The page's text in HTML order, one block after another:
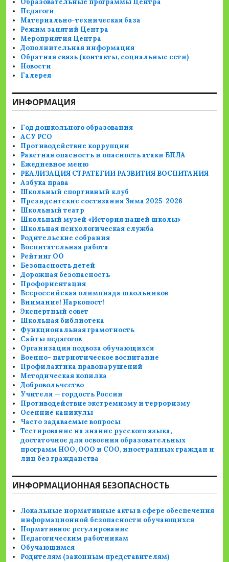
Образовательные программы Центра
Педагоги
Материально-техническая база
Режим занятий Центра
Мероприятия Центра
Дополнительная информация
Обратная связь (контакты, социальные сети)
Новости
Галерея
ИНФОРМАЦИЯ
Год дошкольного образования
АСУ РСО
Противодействие коррупции
Ракетная опасность и опасность атаки БПЛА
Ежедневное меню
РЕАЛИЗАЦИЯ СТРАТЕГИИ РАЗВИТИЯ ВОСПИТАНИЯ
Азбука права
Школьный спортивный клуб
Президентские состязания Зима 2025-2026
Школьный театр
Школьный музей «История нашей школы»
Школьная психологическая служба
Родительские собрания
Воспитательная работа
Рейтинг ОО
Безопасность детей
Дорожная безопасность
Профориентация
Всероссийская олимпиада школьников
Внимание! Наркопост!
Экспертный совет
Школьная библиотека
Функциональная грамотность
Сайты педагогов
Организация подвоза обучающихся
Военно- патриотическое воспитание
Профилактика правонарушений
Методическая копилка
Добровольчество
Учителя — гордость России
Противодействие экстремизму и терроризму
Осенние каникулы
Часто задаваемые вопросы
Тестирование на знание русского языка,
достаточное для освоения образовательных
программ НОО, ООО и СОО, иностранных граждан и
лиц без гражданства
ИНФОРМАЦИОННАЯ БЕЗОПАСНОСТЬ
Локальные нормативные акты в сфере обеспечения
информационной безопасности обучающихся
Нормативное регулирование
Педагогическим работникам
Обучающимся
Родителям (законным представителям)